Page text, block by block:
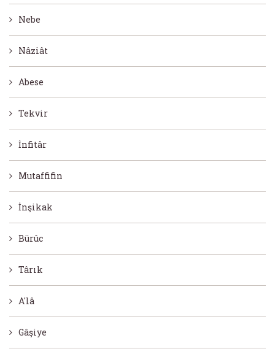
Nebe
Nâziât
Abese
Tekvir
İnfitâr
Mutaffifin
İnşikak
Bürûc
Târık
A'lâ
Gâşiye